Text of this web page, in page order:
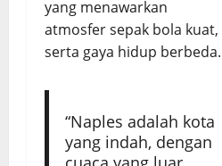
yang menawarkan
atmosfer sepak bola kuat,
serta gaya hidup berbeda.
“Naples adalah kota
yang indah, dengan